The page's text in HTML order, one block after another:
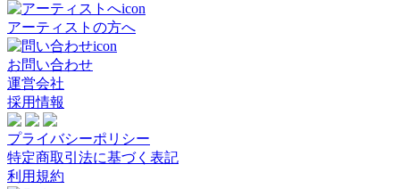
アーティストの方へ
お問い合わせ
運営会社
採用情報
プライバシーポリシー
特定商取引法に基づく表記
利用規約